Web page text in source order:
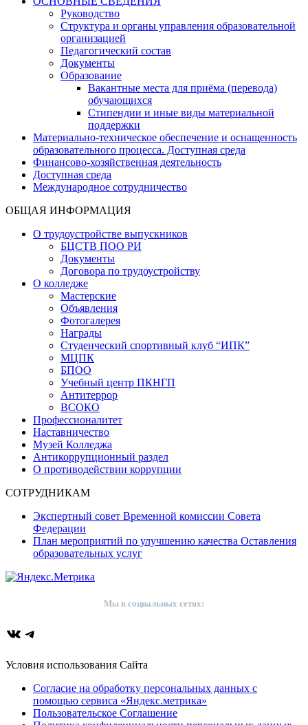
Руководство
Структура и органы управления образовательной
организацией
Педагогический состав
Документы
Образование
Вакантные места для приёма (перевода)
обучающихся
Стипендии и иные виды материальной
поддержки
Материально-техническое обеспечение и оснащенность
образовательного процесса. Доступная среда
Финансово-хозяйственная деятельность
Доступная среда
Международное сотрудничество
ОБЩАЯ ИНФОРМАЦИЯ
О трудоустройстве выпускников
БЦСТВ ПОО РИ
Документы
Договора по трудоустройству
О колледже
Мастерские
Объявления
Фотогалерея
Награды
Студенческий спортивный клуб “ИПК”
МЦПК
БПОО
Учебный центр ПКНГП
Антитеррор
ВСОКО
Профессионалитет
Наставничество
Музей Колледжа
Антикоррупционный раздел
О противодействии коррупции
СОТРУДНИКАМ
Экспертный совет Временной комиссии Совета
Федерации
План мероприятий по улучшению качества Оставления
образовательных услуг
Мы в социальных сетях:
ВКонтакте
Telegram
Условия использования Сайта
Согласие на обработку персональных данных с
помощью сервиса «Яндекс.метрика»
Пользовательское Соглашение